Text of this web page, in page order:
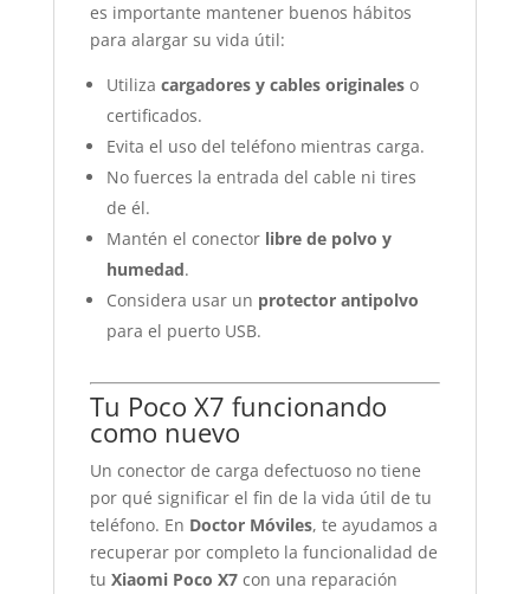
es importante mantener buenos hábitos
para alargar su vida útil:
Utiliza cargadores y cables originaleso
certificados.
Evita el uso del teléfono mientras carga.
No fuerces la entrada del cable ni tires
de él.
Mantén el conector libre de polvo y
humedad.
Considera usar un protector antipolvo
para el puerto USB.
Tu Poco X7 funcionando
como nuevo
Un conector de carga defectuoso no tiene
por qué significar el fin de la vida útil de tu
teléfono. En Doctor Móviles, te ayudamos a
recuperar por completo la funcionalidad de
tu Xiaomi Poco X7con una reparación